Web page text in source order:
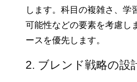
します。科目の複雑さ、
可能性などの要素を考慮し
ースを優先します。
2. ブレンド戦略の設